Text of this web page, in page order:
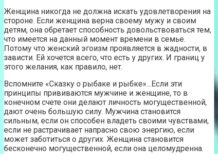
Женщина никогда не должна искать удовлетворения на
стороне. Если женщина верна своему мужу и своим
детям, она обретает способность довольствоваться тем,
что имеется на данный момент времени в семье.
Потому что женский эгоизм проявляется в жадности, в
зависти. Ей хочется всего, что есть у других. И границ у
этого желания, как правило, нет.
Вспомните «Сказку о рыбаке и рыбке»…Если эти
принципы прививаются мужчине и женщине, то в
конечном счете они делают личность могущественной,
дают очень большую силу. Мужчина становится
сильным, если он способен владеть своими чувствами,
если не растрачивает напрасно свою энергию, если
может заботиться о других. Женщина становится
бесконечно могущественной, если она целомудренна.